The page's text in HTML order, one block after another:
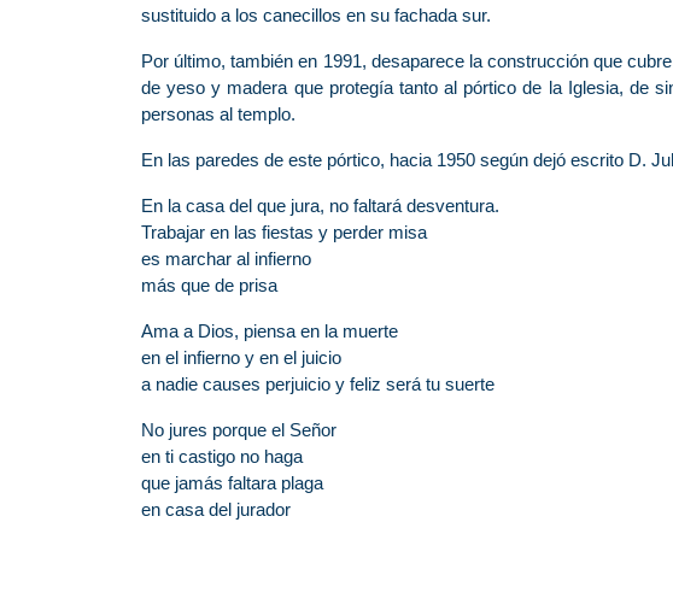
sustituido a los canecillos en su fachada sur.
Por último, también en 1991, desaparece la construcción que
de yeso y madera que protegía tanto al pórtico de la Iglesia, de
personas al templo.
En las paredes de este pórtico, hacia 1950 según dejó escrito D.
En la casa del que jura, no faltará desventura.
Trabajar en las fiestas y perder misa
es marchar al infierno
más que de prisa
Ama a Dios, piensa en la muerte
en el infierno y en el juicio
a nadie causes perjuicio y feliz será tu suerte
No jures porque el Señor
en ti castigo no haga
que jamás faltara plaga
en casa del jurador